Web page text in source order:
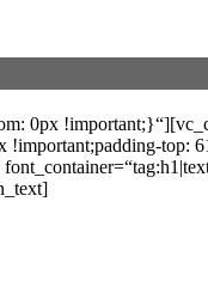
0px
!important;padding-